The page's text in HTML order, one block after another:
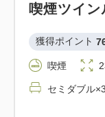
喫煙ツイ
獲得ポイント
喫煙
セミダブル×3